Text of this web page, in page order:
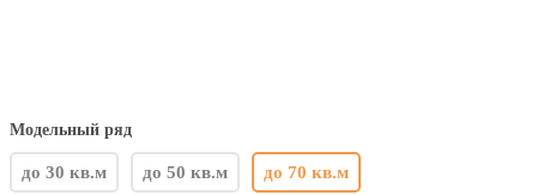
Модельный ряд
до 30 кв.м до 50 кв.м до 70 кв.м